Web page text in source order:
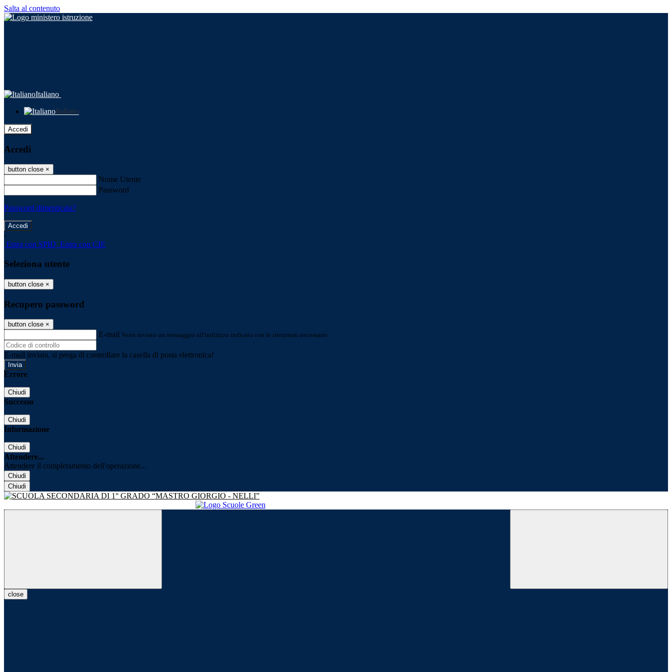
Salta al contenuto
Italiano
Italiano
Accedi
Accedi
button close ×
Nome Utente
Password
Password dimenticata?
-
Entra con SPID Entra con CIE
Seleziona utente
button close ×
Recupero password
button close ×
E-mail Verrà inviato un messaggio all'indirizzo indicato con le istruzioni necessarie.
E-mail inviata, si prega di controllare la casella di posta elettronica!
Errore
Chiudi
Successo
Chiudi
Informazione
Chiudi
Attendere...
Attendere il completamento dell'operazione...
Chiudi
Chiudi
close